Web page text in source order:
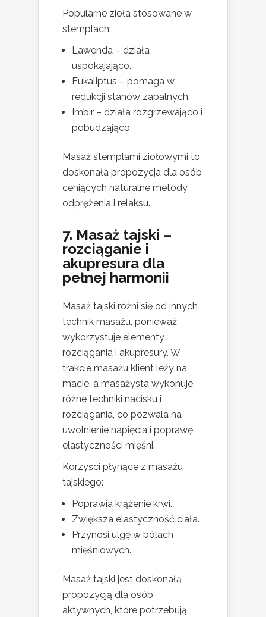
Popularne zioła stosowane w
stemplach:
Lawenda – działa
uspokajająco.
Eukaliptus – pomaga w
redukcji stanów zapalnych.
Imbir – działa rozgrzewająco i
pobudzająco.
Masaż stemplami ziołowymi to
doskonała propozycja dla osób
ceniących naturalne metody
odprężenia i relaksu.
7. Masaż tajski –
rozciąganie i
akupresura dla
pełnej harmonii
Masaż tajski różni się od innych
technik masażu, ponieważ
wykorzystuje elementy
rozciągania i akupresury. W
trakcie masażu klient leży na
macie, a masażysta wykonuje
różne techniki nacisku i
rozciągania, co pozwala na
uwolnienie napięcia i poprawę
elastyczności mięśni.
Korzyści płynące z masażu
tajskiego:
Poprawia krążenie krwi.
Zwiększa elastyczność ciała.
Przynosi ulgę w bólach
mięśniowych.
Masaż tajski jest doskonałą
propozycją dla osób
aktywnych, które potrzebują